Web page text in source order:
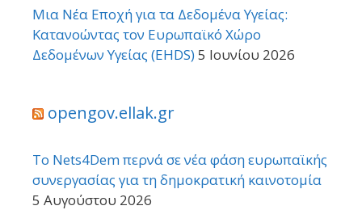
Μια Νέα Εποχή για τα Δεδομένα Υγείας:
Κατανοώντας τον Ευρωπαϊκό Χώρο
Δεδομένων Υγείας (EHDS)5 Ιουνίου 2026
opengov.ellak.gr
Το Nets4Dem περνά σε νέα φάση ευρωπαϊκής
συνεργασίας για τη δημοκρατική καινοτομία
5 Αυγούστου 2026